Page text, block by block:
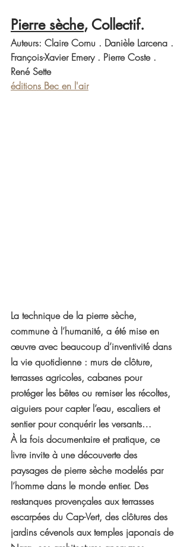
Pierre sèche, Collectif.
Auteurs: Claire Cornu . Danièle Larcena .
François-Xavier Emery . Pierre Coste .
René Sette
éditions Bec en l'air
La technique de la pierre sèche,
commune à l’humanité, a été mise en
œuvre avec beaucoup d’inventivité dans
la vie quotidienne : murs de clôture,
terrasses agricoles, cabanes pour
protéger les bêtes ou remiser les récoltes,
aiguiers pour capter l’eau, escaliers et
sentier pour conquérir les versants…
À la fois documentaire et pratique, ce
livre invite à une découverte des
paysages de pierre sèche modelés par
l’homme dans le monde entier. Des
restanques provençales aux terrasses
escarpées du Cap-Vert, des clôtures des
jardins cévenols aux temples japonais de